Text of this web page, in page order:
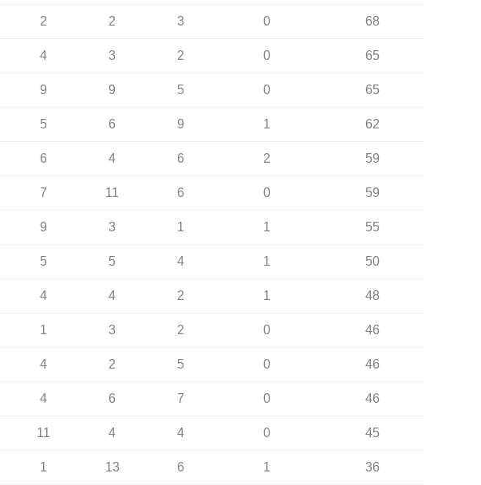
2 2 3 0 68
4 3 2 0 65
9 9 5 0 65
5 6 9 1 62
6 4 6 2 59
7 11 6 0 59
9 3 1 1 55
5 5 4 1 50
4 4 2 1 48
1 3 2 0 46
4 2 5 0 46
4 6 7 0 46
11 4 4 0 45
1 13 6 1 36